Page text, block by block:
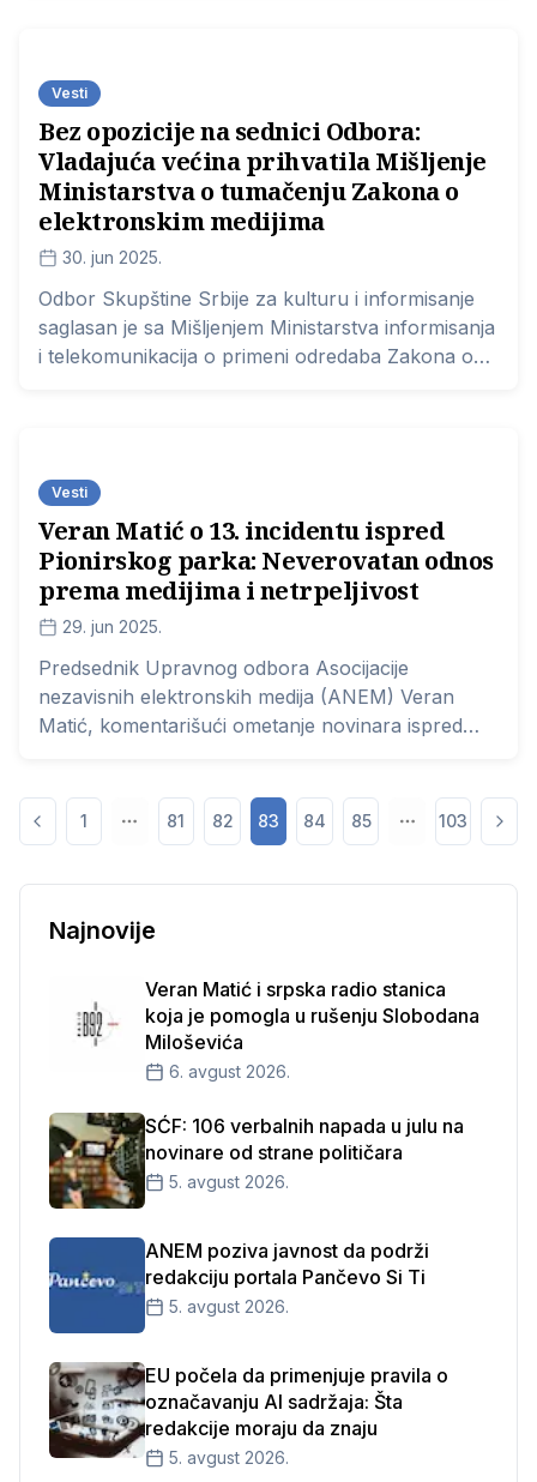
Vesti
Bez opozicije na sednici Odbora:
Vladajuća većina prihvatila Mišljenje
Ministarstva o tumačenju Zakona o
elektronskim medijima
30. jun 2025.
Odbor Skupštine Srbije za kulturu i informisanje
saglasan je sa Mišljenjem Ministarstva informisanja
i telekomunikacija o primeni odredaba Zakona o
Vesti
Veran Matić o 13. incidentu ispred
Pionirskog parka: Neverovatan odnos
prema medijima i netrpeljivost
29. jun 2025.
Predsednik Upravnog odbora Asocijacije
nezavisnih elektronskih medija (ANEM) Veran
Matić, komentarišući ometanje novinara ispred
medijima koji su pokušavali da izveštavaju iz
Pionirskog parka.
1 81 82 83 84 85 103
Najnovije
Veran Matić i srpska radio stanica
koja je pomogla u rušenju Slobodana
Miloševića
6. avgust 2026.
SĆF: 106 verbalnih napada u julu na
novinare od strane političara
5. avgust 2026.
ANEM poziva javnost da podrži
redakciju portala Pančevo Si Ti
5. avgust 2026.
EU počela da primenjuje pravila o
označavanju AI sadržaja: Šta
redakcije moraju da znaju
5. avgust 2026.